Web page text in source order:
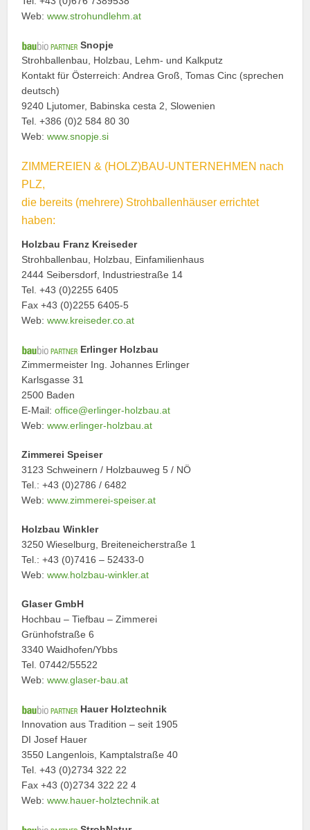
Web:www.strohundlehm.at
Snopje
Strohballenbau, Holzbau, Lehm- und Kalkputz
Kontakt für Österreich: Andrea Groß, Tomas Cinc (sprechen
deutsch)
9240 Ljutomer, Babinska cesta 2, Slowenien
Tel. +386 (0)2 584 80 30
Web:www.snopje.si
ZIMMEREIEN & (HOLZ)BAU-UNTERNEHMEN nach
PLZ,
die bereits (mehrere) Strohballenhäuser errichtet
haben:
Holzbau Franz Kreiseder
Strohballenbau, Holzbau, Einfamilienhaus
2444 Seibersdorf, Industriestraße 14
Tel. +43 (0)2255 6405
Fax +43 (0)2255 6405-5
Web:www.kreiseder.co.at
Erlinger Holzbau
Zimmermeister Ing. Johannes Erlinger
Karlsgasse 31
2500 Baden
E-Mail:office@erlinger-holzbau.at
Web:www.erlinger-holzbau.at
Zimmerei Speiser
3123 Schweinern / Holzbauweg 5 / NÖ
Tel.: +43 (0)2786 / 6482
Web:www.zimmerei-speiser.at
Holzbau Winkler
3250 Wieselburg, Breiteneicherstraße 1
Tel.: +43 (0)7416 – 52433-0
Web:www.holzbau-winkler.at
Glaser GmbH
Hochbau – Tiefbau – Zimmerei
Grünhofstraße 6
3340 Waidhofen/Ybbs
Tel. 07442/55522
Web:www.glaser-bau.at
Hauer Holztechnik
Innovation aus Tradition – seit 1905
DI Josef Hauer
3550 Langenlois, Kamptalstraße 40
Tel. +43 (0)2734 322 22
Fax +43 (0)2734 322 22 4
Web:www.hauer-holztechnik.at